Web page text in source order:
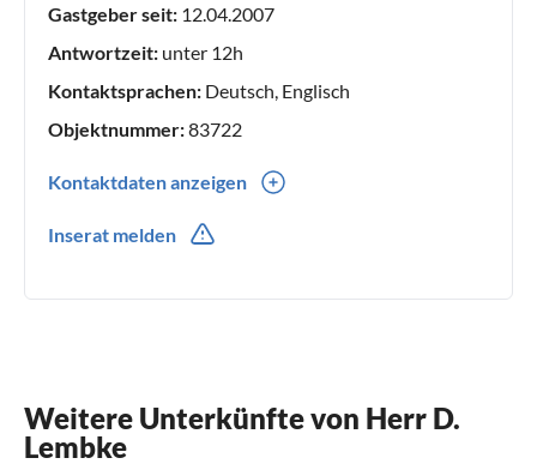
Gastgeber seit: 12.04.2007
Antwortzeit: unter 12h
Kontaktsprachen: Deutsch, Englisch
Objektnummer:83722
Kontaktdaten anzeigen
Inserat melden
Weitere Unterkünfte von Herr D.
Lembke